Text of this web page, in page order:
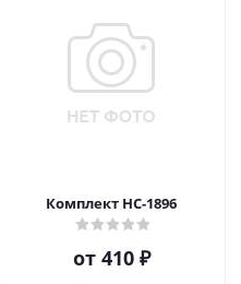
Комплект НС-1896
от 410 ₽